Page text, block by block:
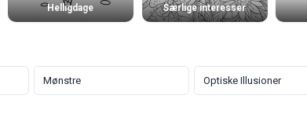
Helligdage
Særlige interesser
Mønstre Optiske Illusioner